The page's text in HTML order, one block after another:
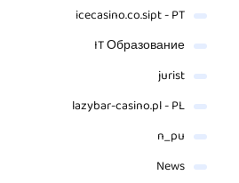
icecasino.co.sipt - PT
IT Образование
jurist
lazybar-casino.pl - PL
n_pu
News